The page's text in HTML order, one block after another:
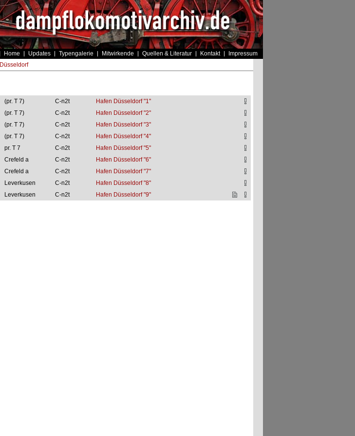
Home Updates Typengalerie Mitwirkende Quellen & Literatur Kontakt Impressum
Düsseldorf
(pr. T 7) C-n2t
Hafen Düsseldorf "1"
(pr. T 7) C-n2t
Hafen Düsseldorf "2"
(pr. T 7) C-n2t
Hafen Düsseldorf "3"
(pr. T 7) C-n2t
Hafen Düsseldorf "4"
pr. T 7 C-n2t
Hafen Düsseldorf "5"
Crefeld a C-n2t
Hafen Düsseldorf "6"
Crefeld a C-n2t
Hafen Düsseldorf "7"
Leverkusen C-n2t
Hafen Düsseldorf "8"
Leverkusen C-n2t Hafen Düsseldorf "9"